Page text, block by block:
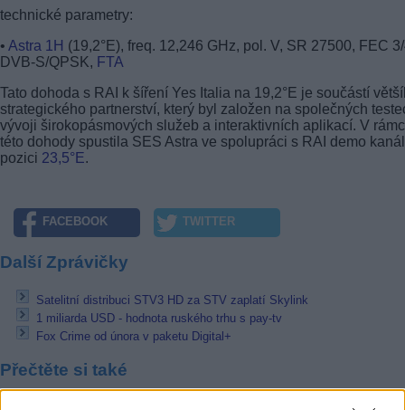
technické parametry:
• Astra 1H (19,2°E), freq. 12,246 GHz, pol. V, SR 27500, FEC
DVB-S/QPSK, FTA
Tato dohoda s RAI k šíření Yes Italia na 19,2°E je součástí
strategického partnerství, který byl založen na společných
vývoji širokopásmových služeb a interaktivních aplikací. V
této dohody spustila SES Astra ve spolupráci s RAI demo
pozici 23,5°E.
FACEBOOK TWITTER
Další Zprávičky
Satelitní distribuci STV3 HD za STV zaplatí Skylink
1 miliarda USD - hodnota ruského trhu s pay-tv
Fox Crime od února v paketu Digital+
Přečtěte si také